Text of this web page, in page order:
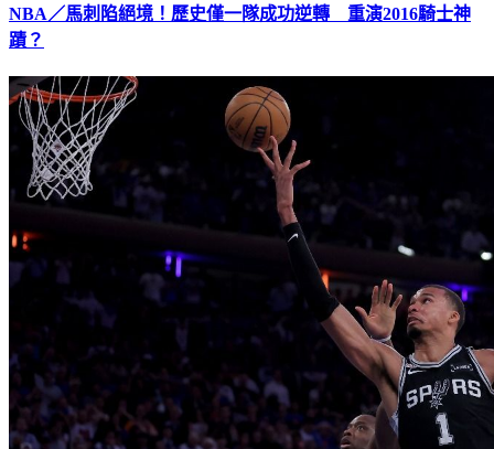
NBA／馬刺陷絕境！歷史僅一隊成功逆轉 重演2016騎士神
蹟？